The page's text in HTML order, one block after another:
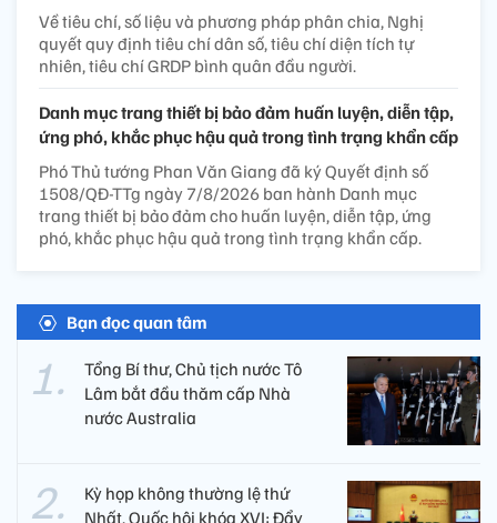
Về tiêu chí, số liệu và phương pháp phân chia, Nghị
quyết quy định tiêu chí dân số, tiêu chí diện tích tự
nhiên, tiêu chí GRDP bình quân đầu người.
Danh mục trang thiết bị bảo đảm huấn luyện, diễn tập,
ứng phó, khắc phục hậu quả trong tình trạng khẩn cấp
Phó Thủ tướng Phan Văn Giang đã ký Quyết định số
1508/QĐ-TTg ngày 7/8/2026 ban hành Danh mục
trang thiết bị bảo đảm cho huấn luyện, diễn tập, ứng
phó, khắc phục hậu quả trong tình trạng khẩn cấp.
Bạn đọc quan tâm
Tổng Bí thư, Chủ tịch nước Tô
Lâm bắt đầu thăm cấp Nhà
nước Australia
Kỳ họp không thường lệ thứ
Nhất, Quốc hội khóa XVI: Đẩy